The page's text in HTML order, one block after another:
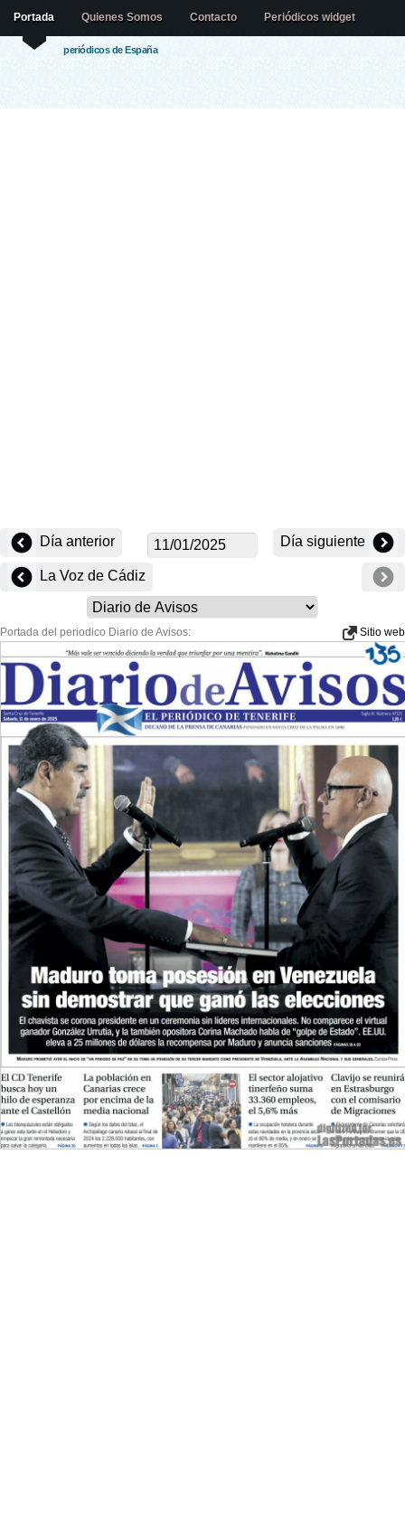
periódicos de España
Portada Quienes Somos Contacto Periódicos widget
Día anterior Día siguiente
La Voz de Cádiz
Portada del periodico Diario de Avisos: Sitio web